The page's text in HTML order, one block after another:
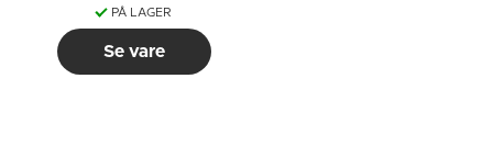
PÅ LAGER
Se vare